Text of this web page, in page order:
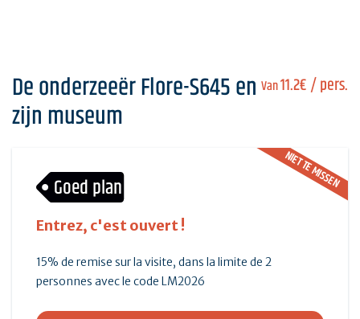
Van11.2€/ pers.
De onderzeeër Flore-S645 en
zijn museum
NIET TE MISSEN
Goed plan
Entrez, c'est ouvert !
15% de remise sur la visite, dans la limite de 2
personnes avec le code LM2026